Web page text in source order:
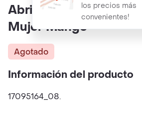
los precios más
convenientes!
Abrigo Parka Tropic
Mujer Mango
Agotado
Información del producto
17095164_08.